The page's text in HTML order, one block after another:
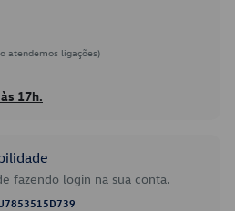
atendemos ligações)
17h.
fazendo login na sua conta.